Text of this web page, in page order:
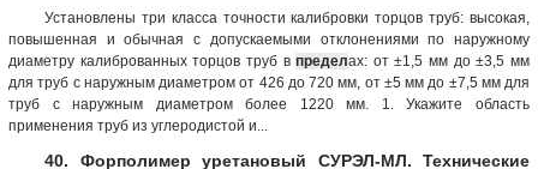
Установлены три класса точности калибровки торцов труб: высокая,
повышенная и обычная с допускаемыми отклонениями по наружному
диаметру калиброванных торцов труб впределах: от ±1,5 мм до ±3,5 мм
для труб с наружным диаметром от 426 до 720 мм, от ±5 мм до ±7,5 мм для
труб с наружным диаметром более 1220 мм. 1. Укажите область
применения труб из углеродистой и...
40. Форполимер уретановый СУРЭЛ-МЛ. Технические